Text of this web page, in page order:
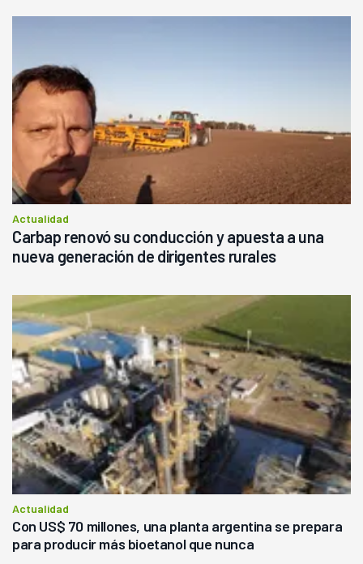
Actualidad
Carbap renovó su conducción y apuesta a una
nueva generación de dirigentes rurales
Actualidad
Con US$ 70 millones, una planta argentina se prepara
para producir más bioetanol que nunca